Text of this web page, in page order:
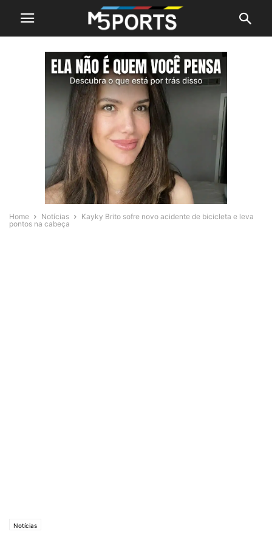
Home Notícias
Kayky Brito sofre novo acidente de bicicleta e leva
pontos na cabeça
Notícias